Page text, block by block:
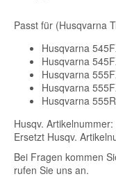
Passt für (Husqvarna
Husqvarna
Husqvarna
Husqvarna
Husqvarna
Husqvarna
Husqv.
Ersetzt Husqv.
Bei Fragen kommen
rufen Sie uns an.